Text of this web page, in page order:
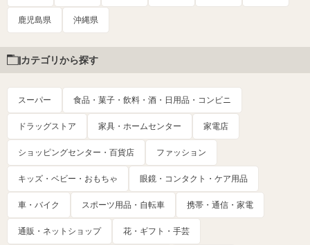
鹿児島県 沖縄県
カテゴリから探す
スーパー 食品・菓子・飲料・酒・日用品・コンビニ
ドラッグストア 家具・ホームセンター 家電店
ショッピングセンター・百貨店 ファッション
キッズ・ベビー・おもちゃ 眼鏡・コンタクト・ケア用品
車・バイク スポーツ用品・自転車 携帯・通信・家電
通販・ネットショップ 花・ギフト・手芸